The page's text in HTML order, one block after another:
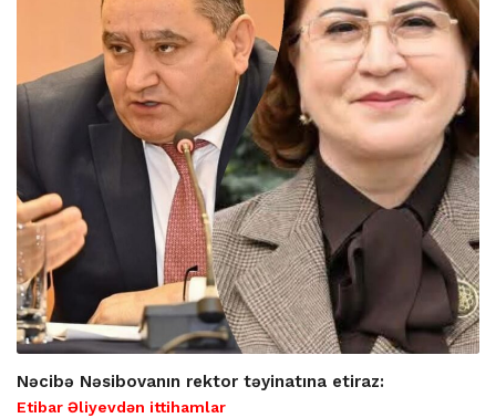
Nəcibə Nəsibovanın rektor təyinatına etiraz:
Etibar Əliyevdən ittihamlar